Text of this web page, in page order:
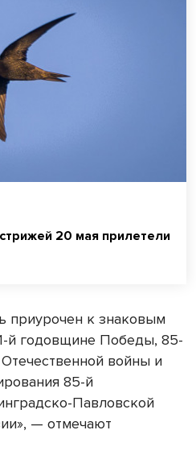
20 мая прилетели
приурочен к знаковым
й годовщине Победы, 85-
войны и
85-й
Павловской
— отмечают